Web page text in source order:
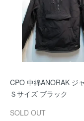
CPO 中綿ANORAK ジ
Ｓサイズ ブラック
SOLD OUT